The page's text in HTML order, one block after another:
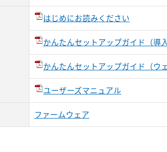
はじめにお読みください
かんたんセットアップガイド（導入
かんたんセットアップガイド（ウ
ユーザーズマニュアル
ファームウェア